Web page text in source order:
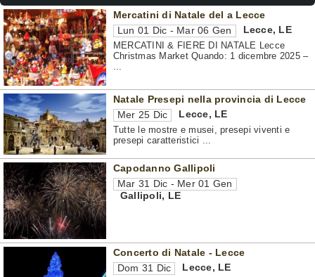
Mercatini di Natale del a Lecce
Lun 01 Dic - Mar 06 Gen Lecce, LE
MERCATINI & FIERE DI NATALE Lecce
Christmas Market Quando: 1 dicembre 2025 –
Natale Presepi nella provincia di Lecce
Mer 25 Dic Lecce, LE
Tutte le mostre e musei, presepi viventi e
presepi caratteristici ...
Capodanno Gallipoli
Mar 31 Dic - Mer 01 Gen
Gallipoli, LE
Concerto di Natale - Lecce
Dom 31 Dic Lecce, LE